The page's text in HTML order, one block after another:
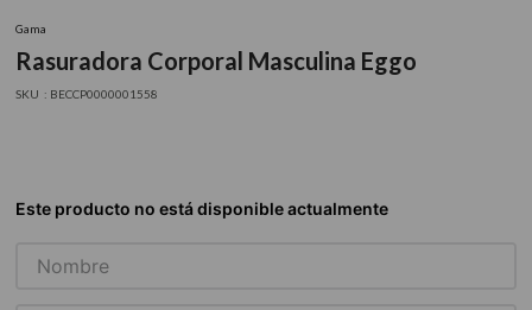
Gama
Rasuradora Corporal Masculina Eggo
: BECCP0000001558
6. gama